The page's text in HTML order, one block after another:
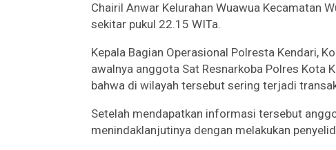
Chairil Anwar Kelurahan Wuawua Kecamatan
sekitar pukul 22.15 WITa.
Kepala Bagian Operasional Polresta Kendari,
awalnya anggota Sat Resnarkoba Polres
bahwa di wilayah tersebut sering terjadi
Setelah mendapatkan informasi tersebut
menindaklanjutinya dengan melakukan